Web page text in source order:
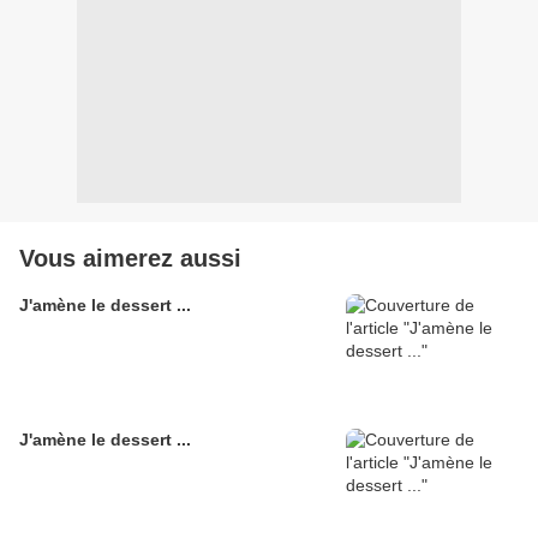
Vous aimerez aussi
J'amène le dessert ...
J'amène le dessert ...